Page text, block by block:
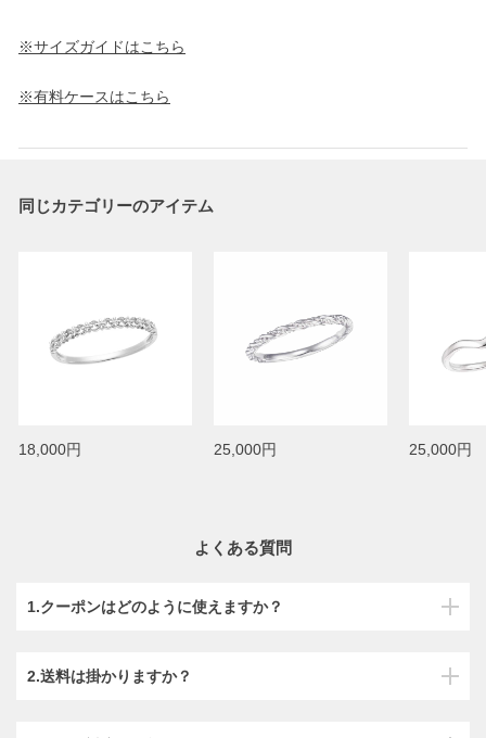
※サイズガイドはこちら
※有料ケースはこちら
同じカテゴリーのアイテム
18,000円 25,000円 25,000円
よくある質問
1.クーポンはどのように使えますか？
2.送料は掛かりますか？